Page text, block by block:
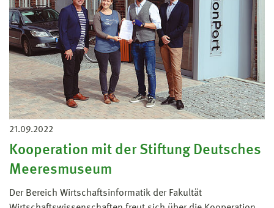
21.09.2022
Kooperation mit der Stiftung Deutsches
Meeresmuseum
Der Bereich Wirtschaftsinformatik der Fakultät